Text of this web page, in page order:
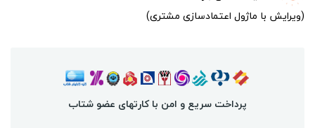
(ویرایش با ماژول اعتمادسازی مشتری)
پرداخت سریع و امن با کارتهای عضو شتاب